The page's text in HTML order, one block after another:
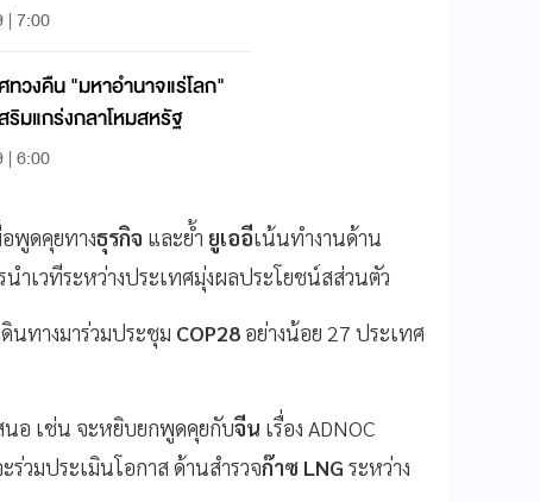
| 7:00
ทวงคืน "มหาอำนาจแร่โลก"
มแกร่งกลาโหมสหรัฐ
| 6:00
พูดคุยทางธุรกิจ และย้ำ ยูเออีเน้นทำงานด้าน
เวทีระหว่างประเทศมุ่งผลประโยชน์สส่วนตัว
นทางมาร่วมประชุม COP28 อย่างน้อย 27 ประเทศ
นอ เช่น จะหยิบยกพูดคุยกับจีน เรื่อง ADNOC
วมประเมินโอกาส ด้านสำรวจก๊าซ LNG ระหว่าง